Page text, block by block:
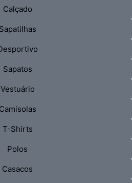
Calçado
Sapatilhas
Sapatos
Vestuário
Camisolas
T-Shirts
Polos
Casacos